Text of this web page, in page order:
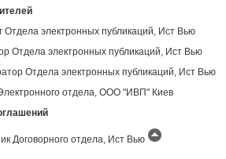
Отдела электронных публикаций, Ист Вью
Отдела электронных публикаций, Ист Вью
Отдела электронных публикаций, Ист Вью
отдела, OOO "ИВП" Киев
Договорного отдела, Ист Вью